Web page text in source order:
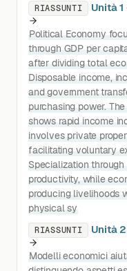
RIASSUNTI Unità 1
Political Economy
through GDP per
after dividing total
Disposable income,
and government
purchasing power.
shows rapid income
involves private
facilitating voluntary
Specialization
productivity, while
producing livelihoods
physical sy
RIASSUNTI Unità 2
Modelli economici